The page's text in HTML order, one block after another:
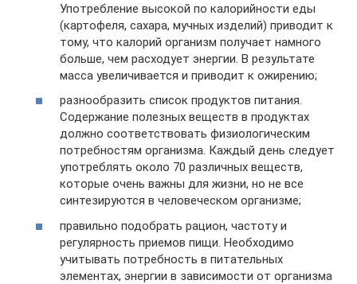
Употребление высокой по калорийности еды
(картофеля, сахара, мучных изделий) приводит к
тому, что калорий организм получает намного
больше, чем расходует энергии. В результате
масса увеличивается и приводит к ожирению;
разнообразить список продуктов питания.
Содержание полезных веществ в продуктах
должно соответствовать физиологическим
потребностям организма. Каждый день следует
употреблять около 70 различных веществ,
которые очень важны для жизни, но не все
синтезируются в человеческом организме;
правильно подобрать рацион, частоту и
регулярность приемов пищи. Необходимо
учитывать потребность в питательных
элементах, энергии в зависимости от организма